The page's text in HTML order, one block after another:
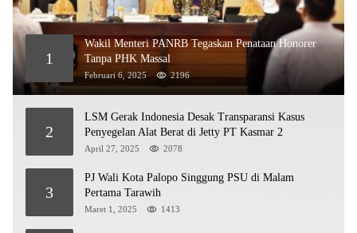
1
Wakil Menteri PANRB Tegaskan Penataan Honorer
Tanpa PHK Massal
Februari 6, 2025 2196
2
LSM Gerak Indonesia Desak Transparansi Kasus
Penyegelan Alat Berat di Jetty PT Kasmar 2
April 27, 2025 2078
3
PJ Wali Kota Palopo Singgung PSU di Malam
Pertama Tarawih
Maret 1, 2025 1413